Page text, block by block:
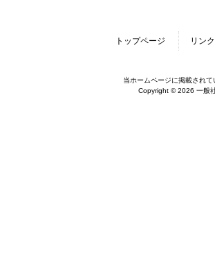
トップページ リンク
当ホームページに掲載され
Copyright © 2026 一般